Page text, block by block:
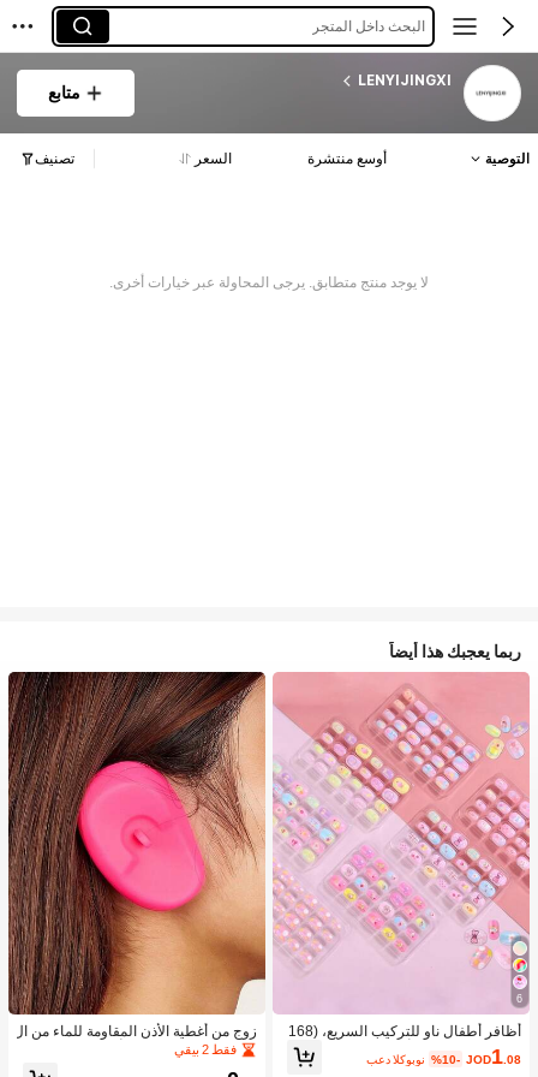
البحث داخل المتجر
LENYIJINGXI
متابع
التوصية أوسع منتشرة السعر تصنيف
لا يوجد منتج متطابق. يرجى المحاولة عبر خيارات أخرى.
ربما يعجبك هذا أيضاً
6
أظافر أطفال ناو للتركيب السريع، (168
قطعة و 24 قطعة) أظافر صناعية مسبقة
اللصق للأطفال، مجموعة أظافر صناعية
JOD1.08
%10- بعد الكوبون
زوج من أغطية الأذن المقاومة للماء من ال
سيليكون لصبغ الشعر، أداة تصفيف الشع
فقط 2 بيقي